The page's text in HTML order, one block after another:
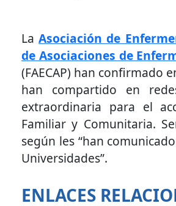
La Asociación de
de Asociaciones de
(FAECAP) han confirmado
han compartido en
extraordinaria para el
Familiar y Comunitaria.
según les “han
Universidades”.
ENLACES